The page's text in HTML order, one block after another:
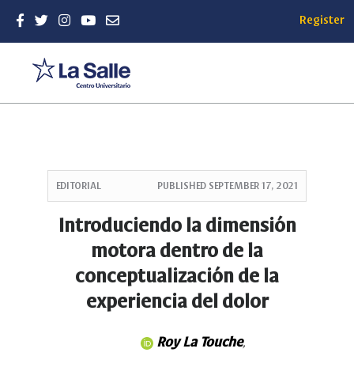
Register
EDITORIAL PUBLISHED SEPTEMBER 17, 2021
Introduciendo la dimensión
motora dentro de la
conceptualización de la
experiencia del dolor
Roy La Touche,